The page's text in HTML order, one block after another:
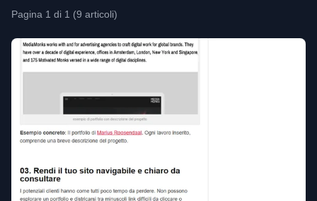
Pagina 1 di 1 (9 articoli)